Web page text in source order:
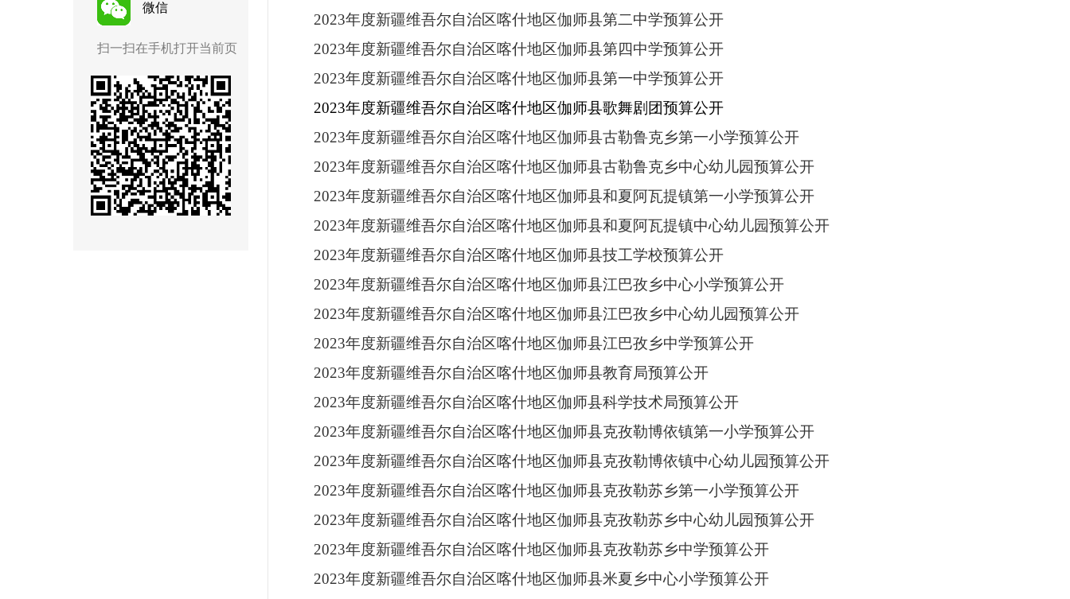
微信
扫一扫在手机打开当前页
2023年度新疆维吾尔自治区喀什地区伽师县第二中学预算公开
2023年度新疆维吾尔自治区喀什地区伽师县第四中学预算公开
2023年度新疆维吾尔自治区喀什地区伽师县第一中学预算公开
2023年度新疆维吾尔自治区喀什地区伽师县歌舞剧团预算公开
2023年度新疆维吾尔自治区喀什地区伽师县古勒鲁克乡第一小学预算公开
2023年度新疆维吾尔自治区喀什地区伽师县古勒鲁克乡中心幼儿园预算公开
2023年度新疆维吾尔自治区喀什地区伽师县和夏阿瓦提镇第一小学预算公开
2023年度新疆维吾尔自治区喀什地区伽师县和夏阿瓦提镇中心幼儿园预算公开
2023年度新疆维吾尔自治区喀什地区伽师县技工学校预算公开
2023年度新疆维吾尔自治区喀什地区伽师县江巴孜乡中心小学预算公开
2023年度新疆维吾尔自治区喀什地区伽师县江巴孜乡中心幼儿园预算公开
2023年度新疆维吾尔自治区喀什地区伽师县江巴孜乡中学预算公开
2023年度新疆维吾尔自治区喀什地区伽师县教育局预算公开
2023年度新疆维吾尔自治区喀什地区伽师县科学技术局预算公开
2023年度新疆维吾尔自治区喀什地区伽师县克孜勒博依镇第一小学预算公开
2023年度新疆维吾尔自治区喀什地区伽师县克孜勒博依镇中心幼儿园预算公开
2023年度新疆维吾尔自治区喀什地区伽师县克孜勒苏乡第一小学预算公开
2023年度新疆维吾尔自治区喀什地区伽师县克孜勒苏乡中心幼儿园预算公开
2023年度新疆维吾尔自治区喀什地区伽师县克孜勒苏乡中学预算公开
2023年度新疆维吾尔自治区喀什地区伽师县米夏乡中心小学预算公开